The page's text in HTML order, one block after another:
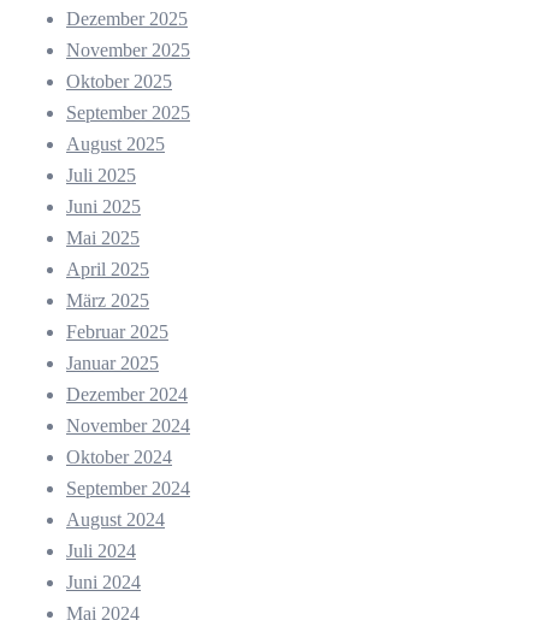
Dezember 2025
November 2025
Oktober 2025
September 2025
August 2025
Juli 2025
Juni 2025
Mai 2025
April 2025
März 2025
Februar 2025
Januar 2025
Dezember 2024
November 2024
Oktober 2024
September 2024
August 2024
Juli 2024
Juni 2024
Mai 2024